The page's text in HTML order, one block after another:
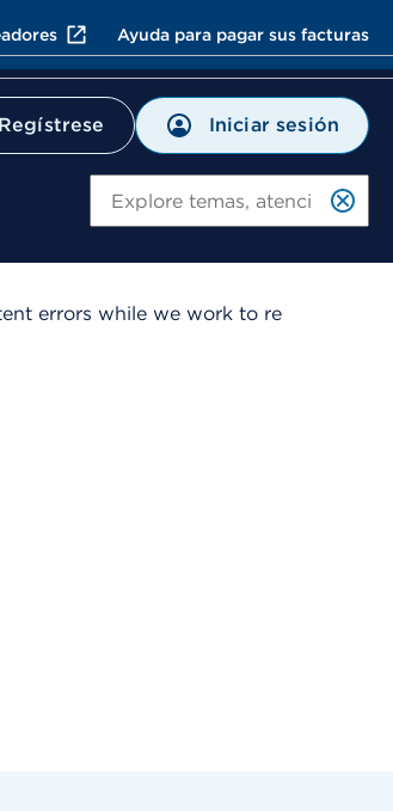
Ayuda para pagar sus facturas
Regístrese Iniciar sesión
errors while we work to re